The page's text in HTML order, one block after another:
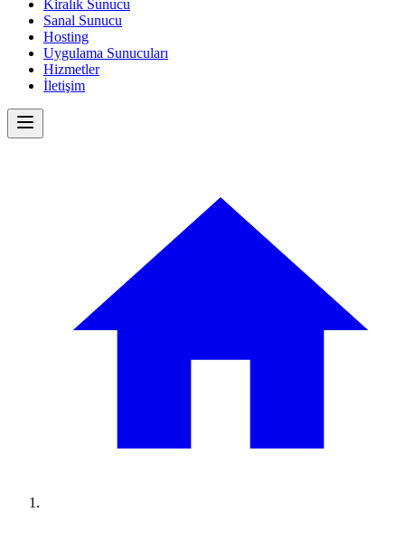
Kiralık Sunucu
Sanal Sunucu
Hosting
Uygulama Sunucuları
Hizmetler
İletişim